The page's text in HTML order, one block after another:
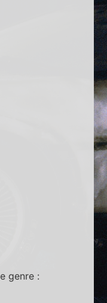
genre :